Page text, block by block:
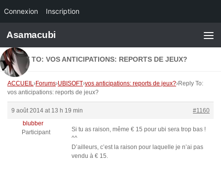
Connexion Inscription
Skip to content
Asamacubi
REPLY TO: VOS ANTICIPATIONS: REPORTS DE JEUX?
ACCUEIL›Forums›UBISOFT›vos anticipations: reports de jeux?›Reply To:
vos anticipations: reports de jeux?
9 août 2014 at 13 h 19 min
#1160
blubber
Participant
Si tu as raison, même € 15 pour ubi sera trop bas !
^^
D’ailleurs, c’est la raison pour laquelle je n’ai pas
vendu à € 15.